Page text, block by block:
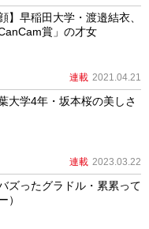
】早稲田大学・渡邉結衣、
賞」の才女
連載 2021.04.21
大学4年・坂本桜の美しさ
連載 2023.03.22
ズったグラドル・累累って
）